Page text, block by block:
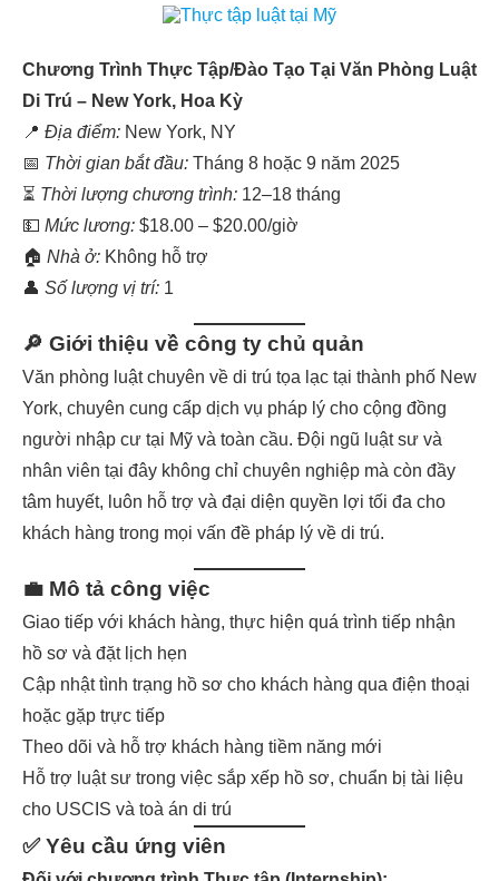
Chương Trình Thực Tập/Đào Tạo Tại Văn Phòng Luật
Di Trú – New York, Hoa Kỳ
📍 Địa điểm: New York, NY
📅 Thời gian bắt đầu: Tháng 8 hoặc 9 năm 2025
⏳ Thời lượng chương trình: 12–18 tháng
💵 Mức lương: $18.00 – $20.00/giờ
🏠 Nhà ở: Không hỗ trợ
👤 Số lượng vị trí: 1
🔎 Giới thiệu về công ty chủ quản
Văn phòng luật chuyên về di trú tọa lạc tại thành phố New
York, chuyên cung cấp dịch vụ pháp lý cho cộng đồng
người nhập cư tại Mỹ và toàn cầu. Đội ngũ luật sư và
nhân viên tại đây không chỉ chuyên nghiệp mà còn đầy
tâm huyết, luôn hỗ trợ và đại diện quyền lợi tối đa cho
khách hàng trong mọi vấn đề pháp lý về di trú.
💼 Mô tả công việc
Giao tiếp với khách hàng, thực hiện quá trình tiếp nhận
hồ sơ và đặt lịch hẹn
Cập nhật tình trạng hồ sơ cho khách hàng qua điện thoại
hoặc gặp trực tiếp
Theo dõi và hỗ trợ khách hàng tiềm năng mới
Hỗ trợ luật sư trong việc sắp xếp hồ sơ, chuẩn bị tài liệu
cho USCIS và toà án di trú
✅Yêu cầu ứng viên